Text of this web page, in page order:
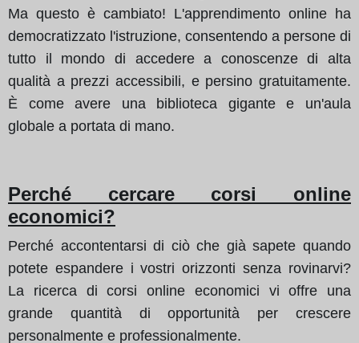
Ma questo è cambiato! L'apprendimento online ha
democratizzato l'istruzione, consentendo a persone di
tutto il mondo di accedere a conoscenze di alta
qualità a prezzi accessibili, e persino gratuitamente.
È come avere una biblioteca gigante e un'aula
globale a portata di mano.
Perché cercare corsi online
economici?
Perché accontentarsi di ciò che già sapete quando
potete espandere i vostri orizzonti senza rovinarvi?
La ricerca di corsi online economici vi offre una
grande quantità di opportunità per crescere
personalmente e professionalmente.